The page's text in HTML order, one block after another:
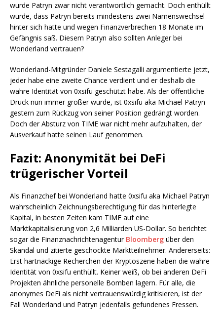
wurde Patryn zwar nicht verantwortlich gemacht. Doch enthüllt
wurde, dass Patryn bereits mindestens zwei Namenswechsel
hinter sich hatte und wegen Finanzverbrechen 18 Monate im
Gefängnis saß. Diesem Patryn also sollten Anleger bei
Wonderland vertrauen?
Wonderland-Mitgründer Daniele Sestagalli argumentierte jetzt,
jeder habe eine zweite Chance verdient und er deshalb die
wahre Identität von 0xsifu geschützt habe. Als der öffentliche
Druck nun immer größer wurde, ist 0xsifu aka Michael Patryn
gestern zum Rückzug von seiner Position gedrängt worden.
Doch der Absturz von TIME war nicht mehr aufzuhalten, der
Ausverkauf hatte seinen Lauf genommen.
Fazit: Anonymität bei DeFi
trügerischer Vorteil
Als Finanzchef bei Wonderland hatte 0xsifu aka Michael Patryn
wahrscheinlich Zeichnungsberechtigung für das hinterlegte
Kapital, in besten Zeiten kam TIME auf eine
Marktkapitalisierung von 2,6 Milliarden US-Dollar. So berichtet
sogar die Finanznachrichtenagentur Bloomberg über den
Skandal und zitierte geschockte Marktteilnehmer. Andererseits:
Erst hartnäckige Recherchen der Kryptoszene haben die wahre
Identität von 0xsifu enthüllt. Keiner weiß, ob bei anderen DeFi
Projekten ähnliche personelle Bomben lagern. Für alle, die
anonymes DeFi als nicht vertrauenswürdig kritisieren, ist der
Fall Wonderland und Patryn jedenfalls gefundenes Fressen.